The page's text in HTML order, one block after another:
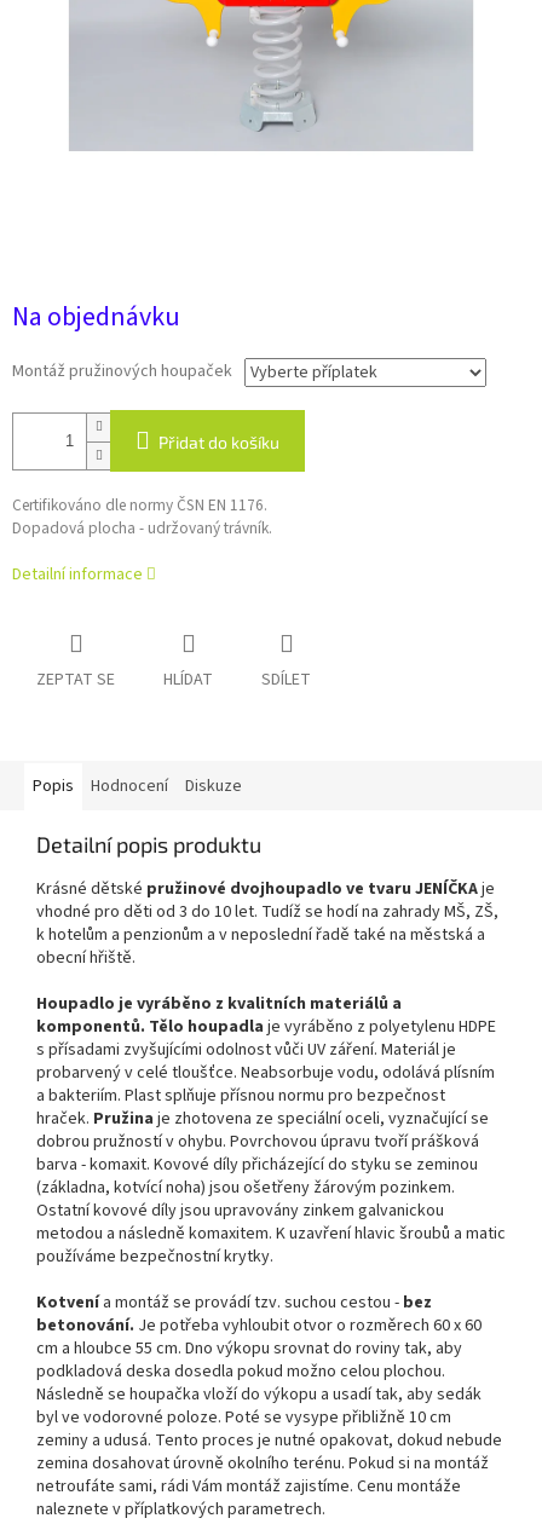
Na objednávku
Montáž pružinových houpaček
Přidat do košíku
Certifikováno dle normy ČSN EN 1176.
Dopadová plocha - udržovaný trávník.
Detailní informace
ZEPTAT SE HLÍDAT SDÍLET
Popis Hodnocení Diskuze
Detailní popis produktu
Krásné dětské pružinové dvojhoupadlo ve tvaru JENÍČKAje
vhodné pro děti od 3 do 10 let. Tudíž se hodí na zahrady MŠ, ZŠ,
k hotelům a penzionům a v neposlední řadě také na městská a
obecní hřiště.
Houpadlo je vyráběno z kvalitních materiálů a
komponentů. Tělo houpadla je vyráběno z polyetylenu HDPE
s přísadami zvyšujícími odolnost vůči UV záření. Materiál je
probarvený v celé tloušťce. Neabsorbuje vodu, odolává plísním
a bakteriím. Plast splňuje přísnou normu pro bezpečnost
hraček. Pružina je zhotovena ze speciální oceli, vyznačující se
dobrou pružností v ohybu. Povrchovou úpravu tvoří prášková
barva - komaxit. Kovové díly přicházející do styku se zeminou
(základna, kotvící noha) jsou ošetřeny žárovým pozinkem.
Ostatní kovové díly jsou upravovány zinkem galvanickou
metodou a následně komaxitem. K uzavření hlavic šroubů a matic
používáme bezpečnostní krytky.
Kotvenía montáž se provádí tzv. suchou cestou - bez
betonování. Je potřeba vyhloubit otvor o rozměrech 60 x 60
cm a hloubce 55 cm. Dno výkopu srovnat do roviny tak, aby
podkladová deska dosedla pokud možno celou plochou.
Následně se houpačka vloží do výkopu a usadí tak, aby sedák
byl ve vodorovné poloze. Poté se vysype přibližně 10 cm
zeminy a udusá. Tento proces je nutné opakovat, dokud nebude
zemina dosahovat úrovně okolního terénu. Pokud si na montáž
netroufáte sami, rádi Vám montáž zajistíme. Cenu montáže
naleznete v příplatkových parametrech.